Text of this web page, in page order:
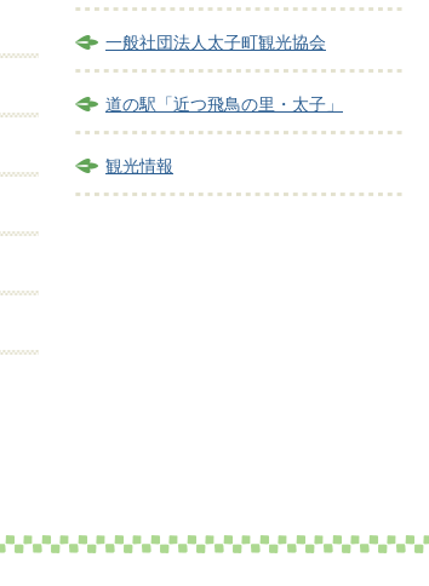
一般社団法人太子町観光協会
道の駅「近つ飛鳥の里・太子」
観光情報